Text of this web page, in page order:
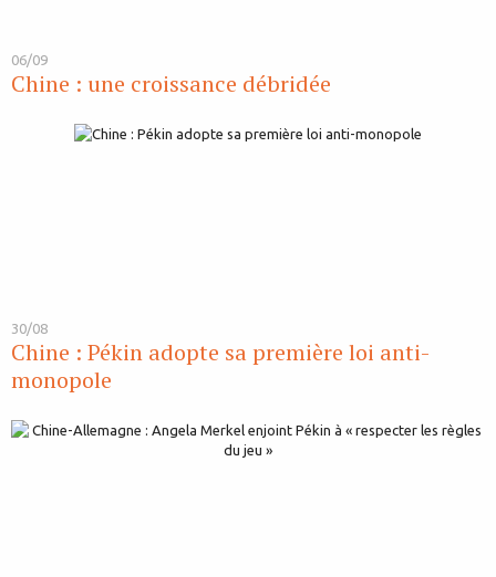
06/09
Chine : une croissance débridée
30/08
Chine : Pékin adopte sa première loi anti-
monopole